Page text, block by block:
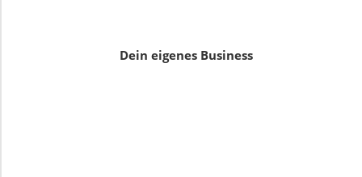
Dein eigenes Business